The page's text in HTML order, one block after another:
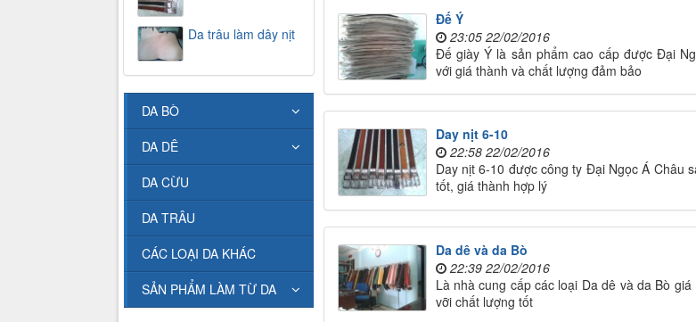
Đế Ý
23:05 22/02/2016
Đế giày Ý là sản phẩm cao cấp được Đại
với giá thành và chất lượng đảm bảo
Day nịt 6-10
22:58 22/02/2016
Day nịt 6-10 được công ty Đại Ngọc Á Châu
tốt, giá thành hợp lý
Da dê và da Bò
22:39 22/02/2016
Là nhà cung cấp các loại Da dê và da Bò
vỡi chất lượng tốt
Da trâu làm dây nịt
DA BÒ
DA DÊ
DA CỪU
DA TRÂU
CÁC LOẠI DA KHÁC
SẢN PHẨM LÀM TỪ DA